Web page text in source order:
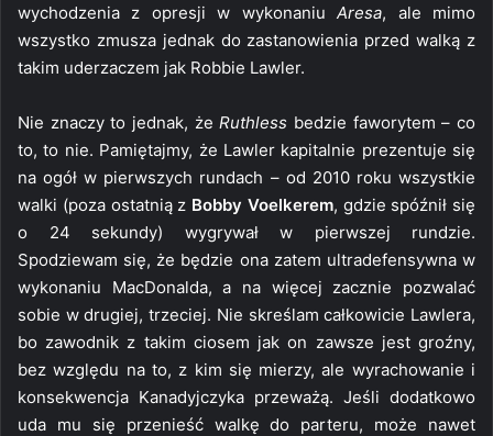
wychodzenia z opresji w wykonaniuAresa, ale mimo
wszystko zmusza jednak do zastanowienia przed walką z
takim uderzaczem jak Robbie Lawler.
Nie znaczy to jednak, żeRuthless bedzie faworytem – co
to, to nie. Pamiętajmy, że Lawler kapitalnie prezentuje się
na ogół w pierwszych rundach – od 2010 roku wszystkie
walki (poza ostatnią z Bobby Voelkerem, gdzie spóźnił się
o 24 sekundy) wygrywał w pierwszej rundzie.
Spodziewam się, że będzie ona zatem ultradefensywna w
wykonaniu MacDonalda, a na więcej zacznie pozwalać
sobie w drugiej, trzeciej. Nie skreślam całkowicie Lawlera,
bo zawodnik z takim ciosem jak on zawsze jest groźny,
bez względu na to, z kim się mierzy, ale wyrachowanie i
konsekwencja Kanadyjczyka przeważą. Jeśli dodatkowo
uda mu się przenieść walkę do parteru, może nawet